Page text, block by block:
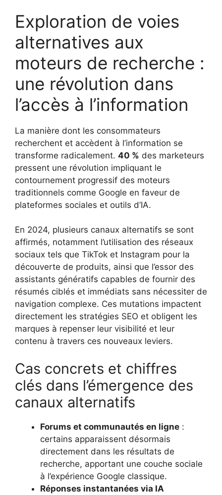
Exploration de voies
alternatives aux
moteurs de recherche :
une révolution dans
l’accès à l’information
La manière dont les consommateurs
recherchent et accèdent à l’information se
transforme radicalement. 40 % des marketeurs
pressent une révolution impliquant le
contournement progressif des moteurs
traditionnels comme Google en faveur de
plateformes sociales et outils d’IA.
En 2024, plusieurs canaux alternatifs se sont
affirmés, notamment l’utilisation des réseaux
sociaux tels que TikTok et Instagram pour la
découverte de produits, ainsi que l’essor des
assistants génératifs capables de fournir des
résumés ciblés et immédiats sans nécessiter de
navigation complexe. Ces mutations impactent
directement les stratégies SEO et obligent les
marques à repenser leur visibilité et leur
contenu à travers ces nouveaux leviers.
Cas concrets et chiffres
clés dans l’émergence des
canaux alternatifs
Forums et communautés en ligne :
certains apparaissent désormais
directement dans les résultats de
recherche, apportant une couche sociale
à l’expérience Google classique.
Réponses instantanées via IA